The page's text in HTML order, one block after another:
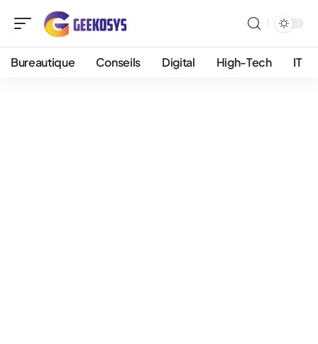
Bureautique Conseils Digital High-Tech IT